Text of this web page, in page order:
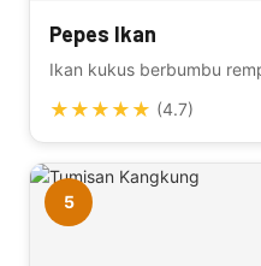
Pepes Ikan
Ikan kukus berbumbu
★ ★ ★ ★ ★ (4.7)
5